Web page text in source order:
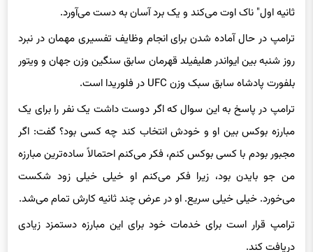
ثانیه اول" ناک اوت می‌کند و یک برد آسان به دست می‌آورد.
ترامپ در حال آماده شدن برای انجام وظایف تفسیری مهمان در نبرد
روز شنبه بین ایواندر هلیفیلد قهرمان سابق سنگین وزن جهان و ویتور
بلفورت پادشاه سابق سبک وزن UFC در فلوریدا است.
ترامپ در پاسخ به این سوال که اگر دوست داشت یک نفر را برای یک
مبارزه بوکس بین او و خودش انتخاب کند چه کسی بود؟ گفت: اگر
مجبور بودم با کسی بوکس کنم، فکر می‌کنم احتمالاً ساده‌ترین مبارزه
من جو بایدن بود، زیرا فکر می‌کنم او خیلی خیلی زود شکست
می‌خورد. خیلی خیلی سریع. او در عرض چند ثانیه کارش تمام می‌شد.
ترامپ قرار است برای خدمات خود برای این مبارزه دستمزد زیادی
دریافت کند.